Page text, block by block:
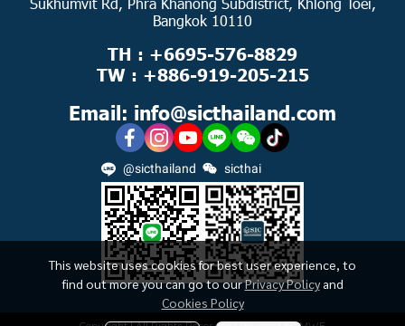
This website uses cookies for best user experience, to
find out more you can go to ourPrivacy Policy and
Cookies Policy
Bangkok 10110
TH : +6695-576-8829
TW : +886-919-205-215
Email: info@sicthailand.com
@sicthailand sicthai